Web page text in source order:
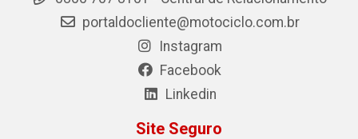
portaldocliente@motociclo.com.br
Instagram
Facebook
Linkedin
Site Seguro